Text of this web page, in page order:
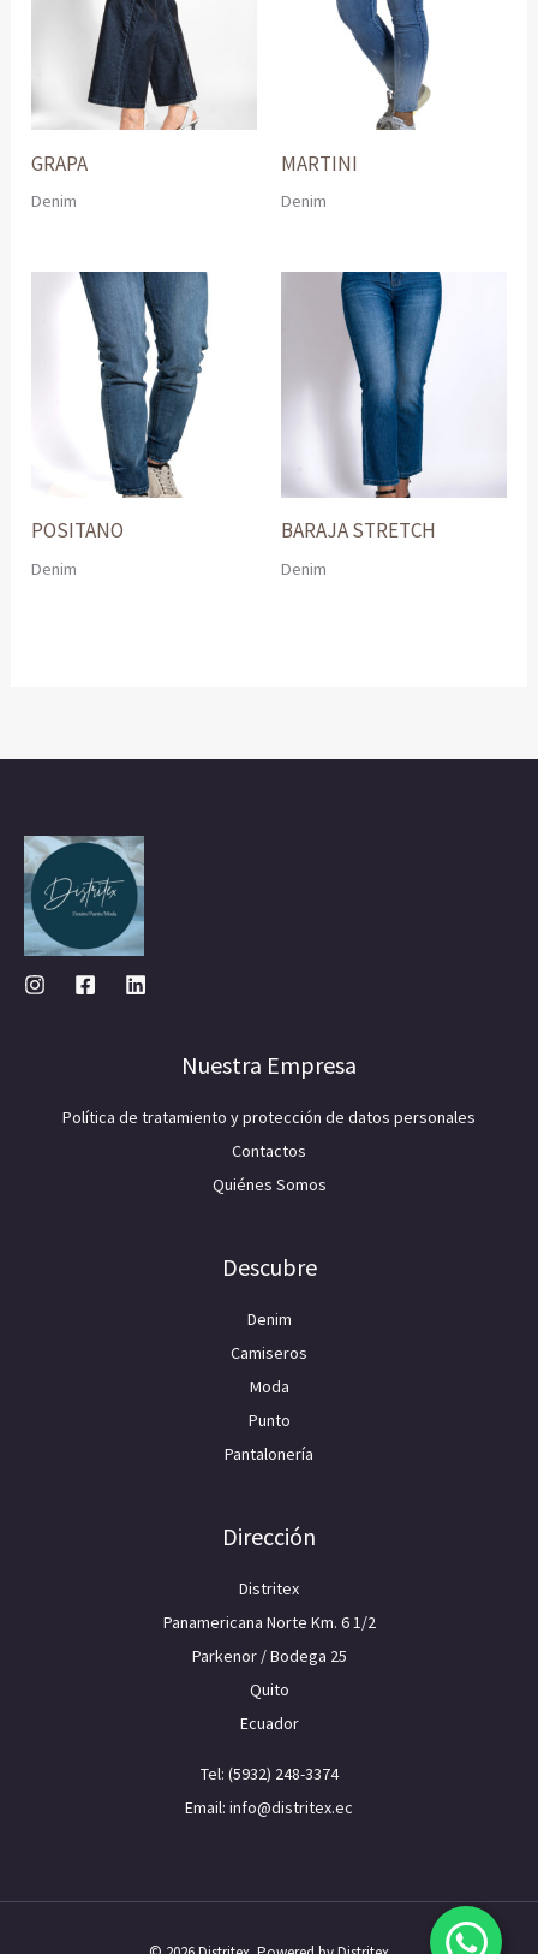
GRAPA
Denim
MARTINI
Denim
POSITANO
Denim
BARAJA STRETCH
Denim
Nuestra Empresa
Política de tratamiento y protección de datos personales
Contactos
Quiénes Somos
Descubre
Denim
Camiseros
Moda
Punto
Pantalonería
Dirección
Distritex
Panamericana Norte Km. 6 1/2
Parkenor / Bodega 25
Quito
Ecuador
Tel: (5932) 248-3374
Email: info@distritex.ec